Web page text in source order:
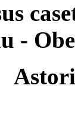
-